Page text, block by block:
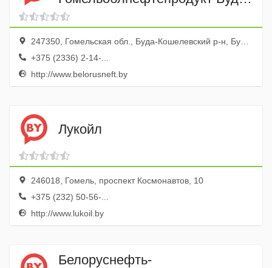
Кошелевский наливной пункт
247350, Гомельская обл., Буда-Кошелевский р-н, Буда-Кошелево г., ул. Комсомольская, 1
+375 (2336) 2-14-...
http://www.belorusneft.by
Лукойл
246018, Гомель, проспект Космонавтов, 10
+375 (232) 50-56-...
http://www.lukoil.by
Белоруснефть-